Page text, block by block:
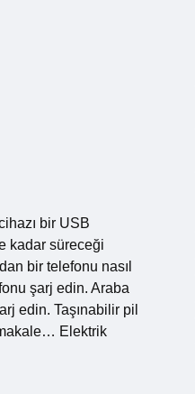
bir USB
kadar süreceği
bir telefonu nasıl
şarj edin. Araba
edin. Taşınabilir pil
Elektrik